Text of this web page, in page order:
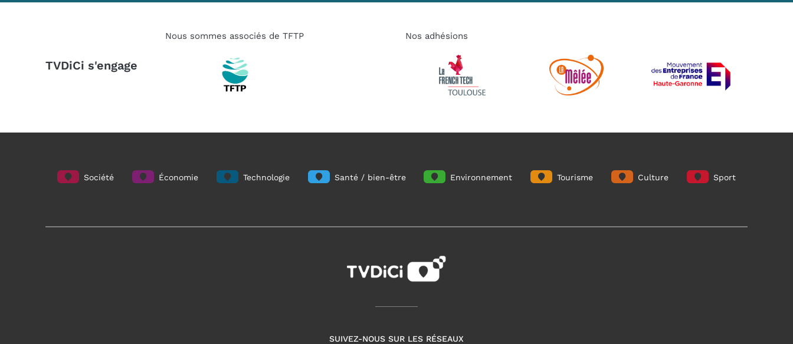
TVDiCi s'engage
Nous sommes associés de TFTP Nos adhésions
Société Économie Technologie Santé / bien-être Environnement Tourisme Culture Sport
SUIVEZ-NOUS SUR LES RÉSEAUX